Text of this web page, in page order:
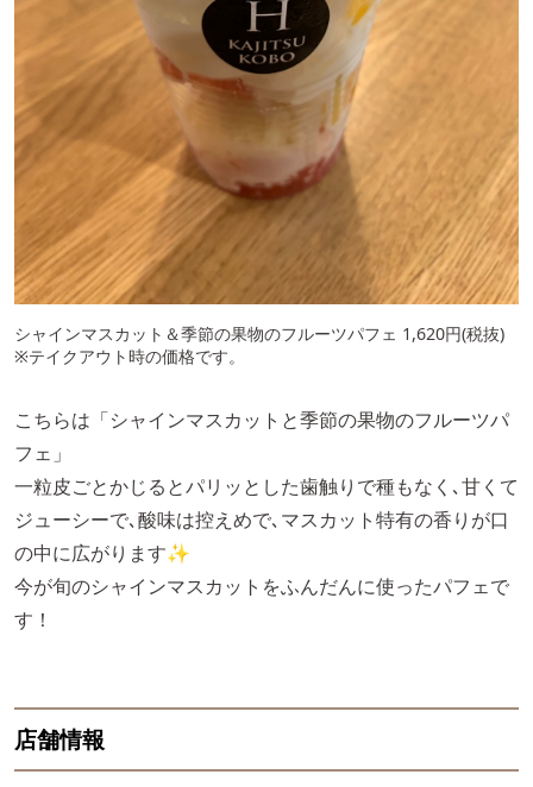
シャインマスカット＆季節の果物のフルーツパフェ 1,620円(税抜)
※テイクアウト時の価格です。
こちらは「シャインマスカットと季節の果物のフルーツパ
フェ」
一粒皮ごとかじるとパリッとした歯触りで種もなく､甘くて
ジューシーで､酸味は控えめで､マスカット特有の香りが口
の中に広がります✨
今が旬のシャインマスカットをふんだんに使ったパフェで
す！
店舗情報